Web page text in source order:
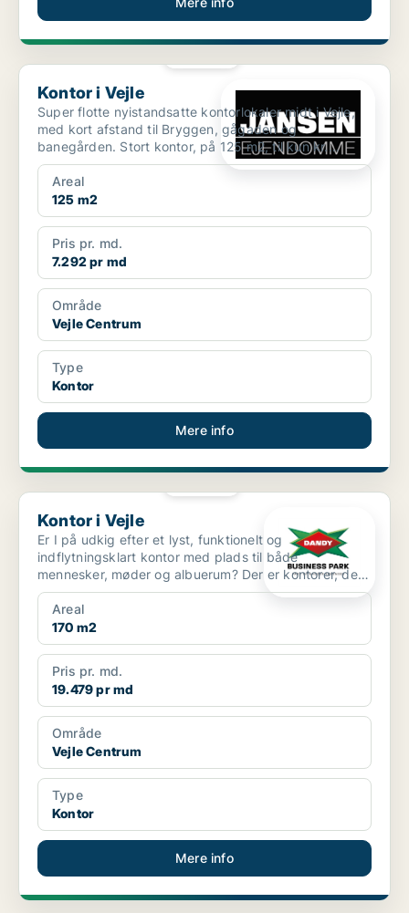
Kontor i Vejle
Kontor i Vejle
Super flotte nyistandsatte kontorlokaler midt i Vejle,
med kort afstand til Bryggen, gågaden og
banegården. Stort kontor, på 125 m2, til kun kr.
11.000,- ...
Areal
125 m2
Pris pr. md.
7.292 pr md
Område
Vejle Centrum
Type
Kontor
Mere info
Kontor i Vejle
Kontor i Vejle
Er I på udkig efter et lyst, funktionelt og
indflytningsklart kontor med plads til både
mennesker, møder og albuerum? Der er kontorer, der
bare er kvadrat...
Areal
170 m2
Pris pr. md.
19.479 pr md
Område
Vejle Centrum
Type
Kontor
Mere info